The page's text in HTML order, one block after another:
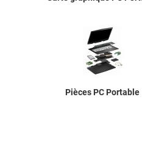
Pièces PC Portable